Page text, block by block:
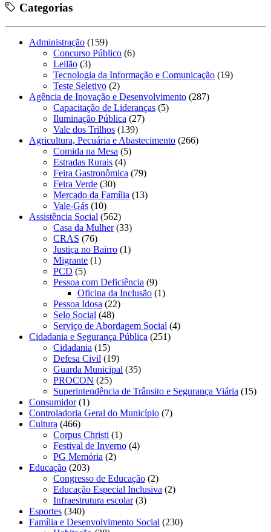
Categorias
Administração (159)
Concurso Público (6)
Leilão (3)
Tecnologia da Informação e Comunicação (19)
Teste Seletivo (2)
Agência de Inovação e Desenvolvimento (287)
Capacitação de Lideranças (5)
Iluminação Pública (27)
Vale dos Trilhos (139)
Agricultura, Pecuária e Abastecimento (266)
Comida na Mesa (5)
Estradas Rurais (4)
Feira Gastronômica (79)
Feira Verde (30)
Mercado da Família (13)
Vale-Gás (10)
Assistência Social (562)
Casa da Mulher(33)
CRAS (76)
Justiça no Bairro (1)
Migrante (1)
PCD (5)
Pessoa com Deficiência (9)
Oficina da Inclusão (1)
Pessoa Idosa (22)
Selo Social (48)
Serviço de Abordagem Social (4)
Cidadania e Segurança Pública (251)
Cidadania (15)
Defesa Civil (19)
Guarda Municipal (35)
PROCON (25)
Superintendência de Trânsito e Segurança Viária (15)
Consumidor(1)
Controladoria Geral do Município (7)
Cultura (466)
Corpus Christi (1)
Festival de Inverno (4)
PG Memória (2)
Educação (203)
Congresso de Educação (2)
Educação Especial Inclusiva (2)
Infraestrutura escolar(3)
Esportes (340)
Família e Desenvolvimento Social (230)